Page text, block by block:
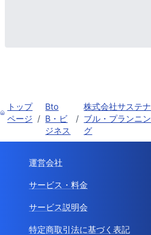
トップ
ページ /
Bto
B・ビ
ジネス
/
株式会社サステナ
ブル・プランニン
グ
運営会社
サービス・料金
サービス説明会
特定商取引法に基づく表記